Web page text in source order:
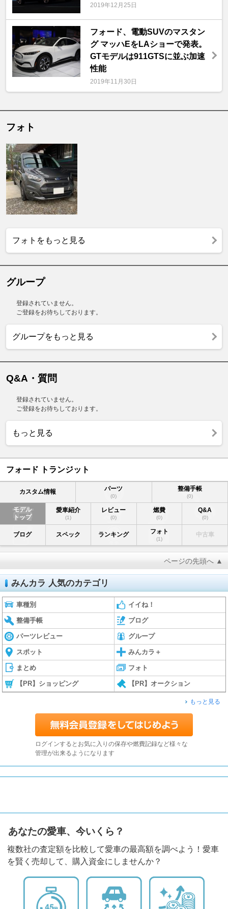
2019年12月25日
フォード、電動SUVのマスタン
グ マッハEをLAショーで発表。
GTモデルは911GTSに並ぶ加速
性能
2019年11月30日
フォト
フォトをもっと見る
グループ
登録されていません。
ご登録をお待ちしております。
グループをもっと見る
Q&A・質問
登録されていません。
ご登録をお待ちしております。
もっと見る
フォード トランジット
カスタム情報 パーツ
(0)
整備手帳
(0)
モデル
トップ
愛車紹介
(1)
レビュー
(0)
燃費
(0)
Q&A
(0)
ブログ スペック ランキング フォト
(1)
中古車
ページの先頭へ ▲
みんカラ 人気のカテゴリ
車種別 イイね！
整備手帳 ブログ
パーツレビュー グループ
スポット みんカラ＋
まとめ フォト
【PR】ショッピング 【PR】オークション
もっと見る
ログインするとお気に入りの保存や燃費記録など様々な
管理が出来るようになります
あなたの愛車、今いくら？
複数社の査定額を比較して愛車の最高額を調べよう！愛車
を賢く売却して、購入資金にしませんか？